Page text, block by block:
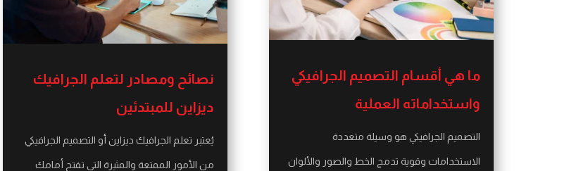
ما هي أقسام التصميم الجرافيكي
واستخداماته العملية
التصميم الجرافيكي هو وسيلة متعددة
الاستخدامات وقوية تدمج الخط والصور والألوان
نصائح ومصادر لتعلم الجرافيك
ديزاين للمبتدئين
يُعتبر تعلم الجرافيك ديزاين أو التصميم الجرافيكي
من الأمور الممتعة والمثيرة التي تفتح أمامك